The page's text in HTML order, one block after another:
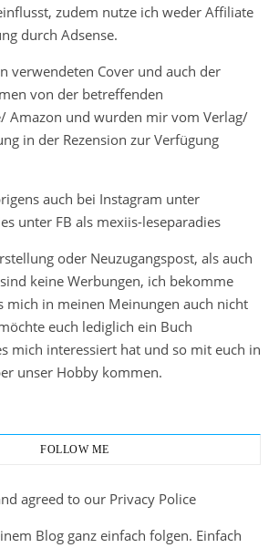
zudem nutze ich weder Affiliate
durch Adsense.
verwendeten Cover und auch der
von der betreffenden
Amazon und wurden mir vom Verlag/
in der Rezension zur Verfügung
auch bei Instagram unter
unter FB als mexiis-leseparadies
oder Neuzugangspost, als auch
keine Werbungen, ich bekomme
mich in meinen Meinungen auch nicht
euch lediglich ein Buch
mich interessiert hat und so mit euch in
unser Hobby kommen.
FOLLOW ME
agreed to our Privacy Police
Blog ganz einfach folgen. Einfach